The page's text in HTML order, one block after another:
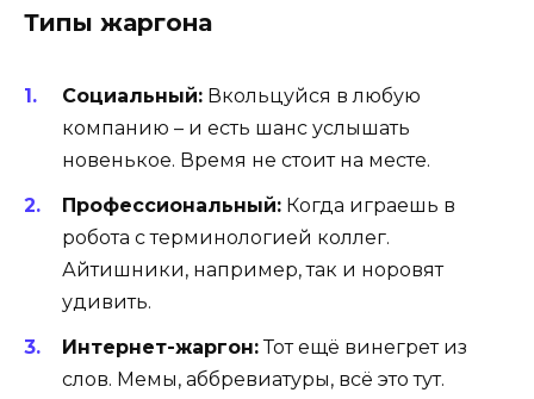
Типы жаргона
Социальный: Вкольцуйся в любую
компанию – и есть шанс услышать
новенькое. Время не стоит на месте.
Профессиональный: Когда играешь в
робота с терминологией коллег.
Айтишники, например, так и норовят
удивить.
Интернет-жаргон:Тот ещё винегрет из
слов. Мемы, аббревиатуры, всё это тут.